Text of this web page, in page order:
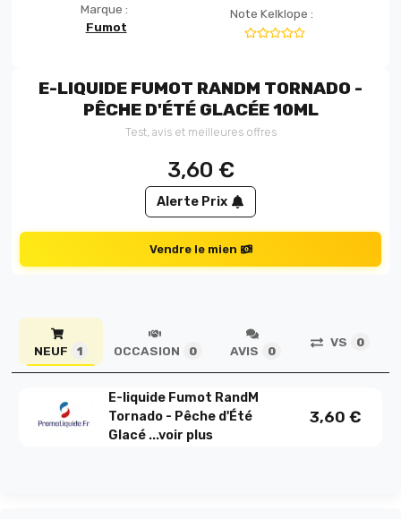
Marque :
Fumot
Note Kelklope :
E-LIQUIDE FUMOT RANDM TORNADO -
PÊCHE D'ÉTÉ GLACÉE 10ML
Test, avis et meilleures offres
3,60 €
Alerte Prix
Vendre le mien
NEUF 1 OCCASION 0 AVIS 0
VS 0
E-liquide Fumot RandM
Tornado - Pêche d'Été
Glacé ...voir plus
3,60 €